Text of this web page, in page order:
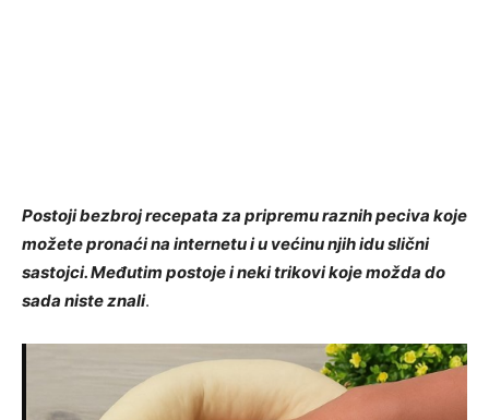
Postoji bezbroj recepata za pripremu raznih peciva koje
možete pronaći na internetu i u većinu njih idu slični
sastojci. Međutim postoje i neki trikovi koje možda do
sada niste znali.